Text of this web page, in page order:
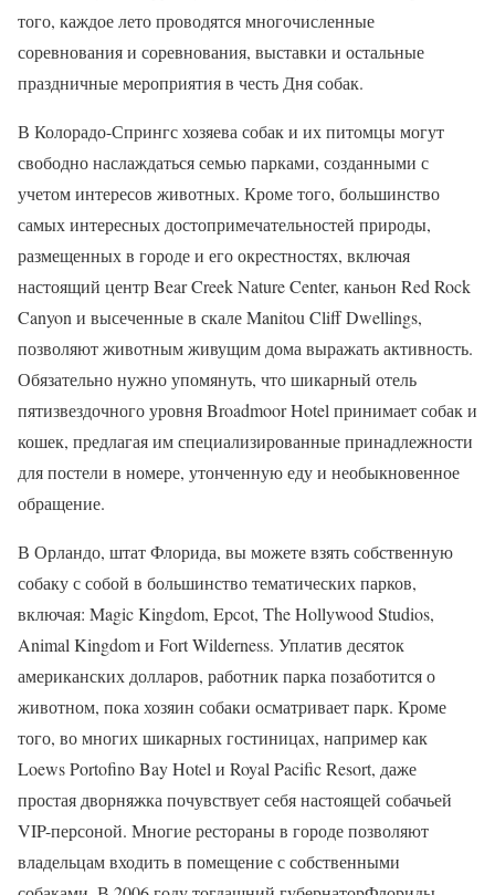
того, каждое лето проводятся многочисленные
соревнования и соревнования, выставки и остальные
праздничные мероприятия в честь Дня собак.
В Колорадо-Спрингс хозяева собак и их питомцы могут
свободно наслаждаться семью парками, созданными с
учетом интересов животных. Кроме того, большинство
самых интересных достопримечательностей природы,
размещенных в городе и его окрестностях, включая
настоящий центр Bear Creek Nature Center, каньон Red Rock
Canyon и высеченные в скале Manitou Cliff Dwellings,
позволяют животным живущим дома выражать активность.
Обязательно нужно упомянуть, что шикарный отель
пятизвездочного уровня Broadmoor Hotel принимает собак и
кошек, предлагая им специализированные принадлежности
для постели в номере, утонченную еду и необыкновенное
обращение.
В Орландо, штат Флорида, вы можете взять собственную
собаку с собой в большинство тематических парков,
включая: Magic Kingdom, Epcot, The Hollywood Studios,
Animal Kingdom и Fort Wilderness. Уплатив десяток
американских долларов, работник парка позаботится о
животном, пока хозяин собаки осматривает парк. Кроме
того, во многих шикарных гостиницах, например как
Loews Portofino Bay Hotel и Royal Pacific Resort, даже
простая дворняжка почувствует себя настоящей собачьей
VIP-персоной. Многие рестораны в городе позволяют
владельцам входить в помещение с собственными